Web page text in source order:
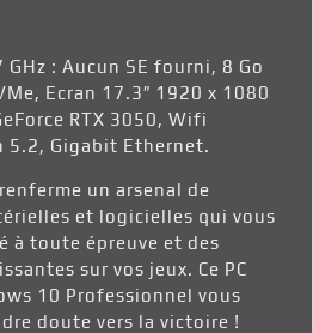
: Aucun SE fourni, 8 Go
Ecran 17.3″ 1920 x 1080
RTX 3050, Wifi
5.2, Gigabit Ethernet.
un arsenal de
et logicielles qui vous
à toute épreuve et des
sur vos jeux. Ce PC
10 Professionnel vous
doute vers la victoire !